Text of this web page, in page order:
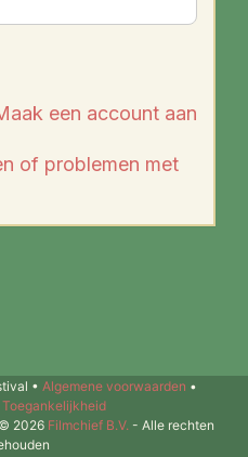
een account aan
of problemen met
• Algemene voorwaarden •
Toegankelijkheid
2026 Filmchief B.V.- Alle rechten